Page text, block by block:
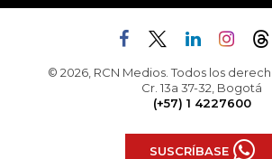
© 2026, RCN Medios. Todos los
Cr. 13a 37-32, Bogotá
(+57) 1 4227600
SUSCRÍBASE